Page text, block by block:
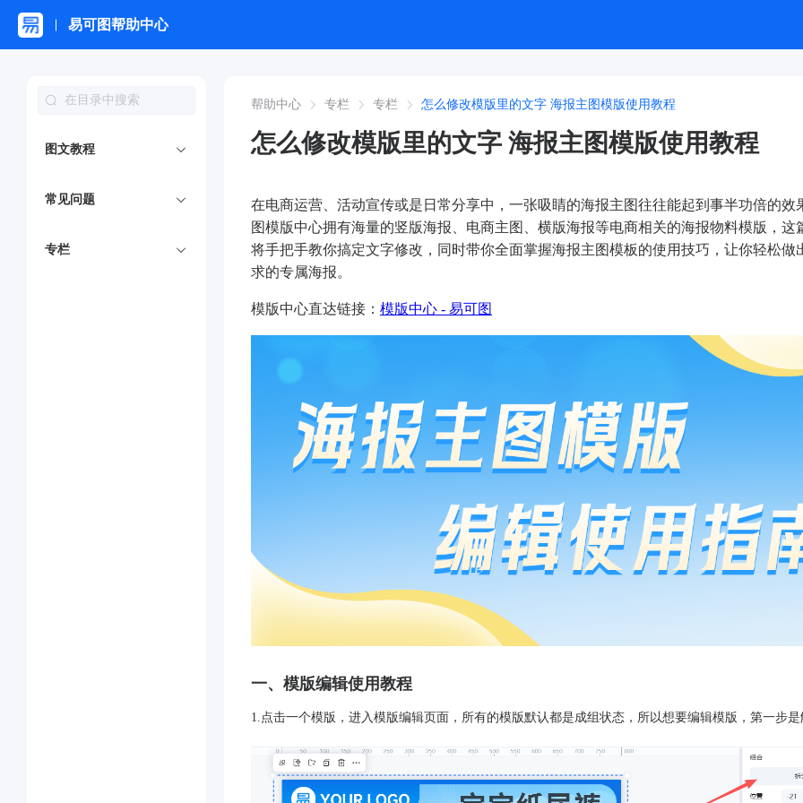
易可图帮助中心
图文教程
常见问题
专栏
帮助中心 专栏 专栏 怎么修改模版里的文字 海报主图模版使用教程
怎么修改模版里的文字 海报主图模版使用教程
在电商运营、活动宣传或是日常分享中，一张吸睛的海报主图往往能起到事半功倍的效
图模版中心拥有海量的竖版海报、电商主图、横版海报等电商相关的海报物料模版，这
将手把手教你搞定文字修改，同时带你全面掌握海报主图模板的使用技巧，让你轻松做
求的专属海报。
模版中心直达链接： 模版中心 - 易可图
一、模版编辑使用教程
1.点击一个模版，进入模版编辑页面，所有的模版默认都是成组状态，所以想要编辑模版，第一步